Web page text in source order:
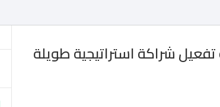
تفعيل شراكة استراتيجية طويلة